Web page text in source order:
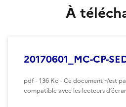
À
20170601_MC-CP-
pdf - 136 Ko - Ce document n’est
compatible avec les lecteurs